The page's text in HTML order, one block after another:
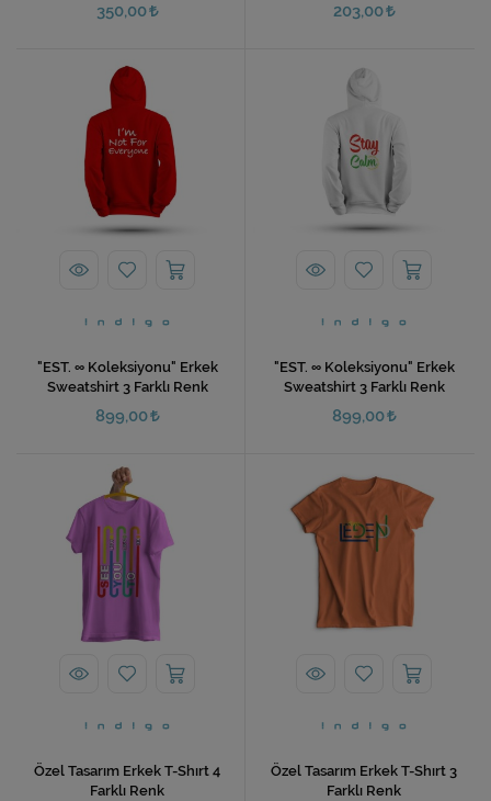
350,00 203,00
"EST. ∞ Koleksiyonu" Erkek
Sweatshirt 3 Farklı Renk
899,00
"EST. ∞ Koleksiyonu" Erkek
Sweatshirt 3 Farklı Renk
899,00
Özel Tasarım Erkek T-Shırt 4
Farklı Renk
Özel Tasarım Erkek T-Shırt 3
Farklı Renk